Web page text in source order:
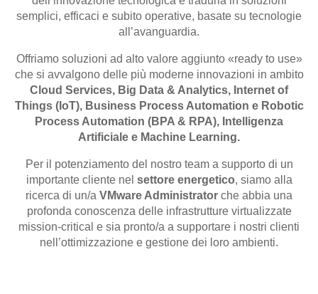
semplici, efficaci e subito operative, basate su tecnologie
all’avanguardia.
Offriamo soluzioni ad alto valore aggiunto «ready to use»
che si avvalgono delle più moderne innovazioni in ambito
Cloud Services, Big Data & Analytics, Internet of
Things (IoT), Business Process Automation e Robotic
Process Automation (BPA & RPA), Intelligenza
Artificiale e Machine Learning.
Per il potenziamento del nostro team a supporto di un
importante cliente nel settore energetico, siamo alla
ricerca di un/a VMware Administrator che abbia una
profonda conoscenza delle infrastrutture virtualizzate
mission-critical e sia pronto/a a supportare i nostri clienti
nell’ottimizzazione e gestione dei loro ambienti.